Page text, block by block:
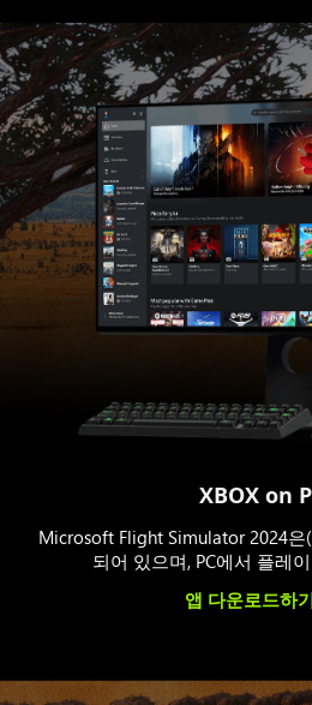
XBOX on
Microsoft Flight Simulator 2024은
되어 있으며, PC에서 플레
앱 다운로드하